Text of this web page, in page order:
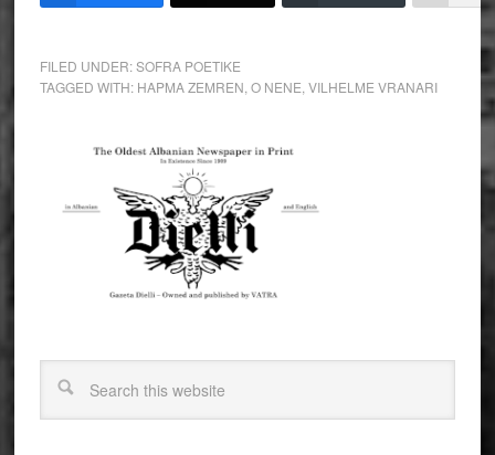
FILED UNDER:SOFRA POETIKE
TAGGED WITH: HAPMA ZEMREN O NENE VILHELME VRANARI